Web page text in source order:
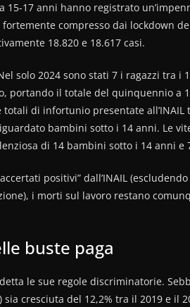
17 anni hanno registrato
compresso dai lockdown
18.820 e 18.617 casi.
solo 2024 sono stati 7 i ragazzi tra i
portando il totale del quinquennio a
di infortunio presentate all’INAIL
bambini sotto i 14 anni. Le
di 14 bambini sotto i 14 anni e
positivi” dall’INAIL
i morti sul lavoro restano
buste paga
detta le sue regole discriminatorie.
cresciuta del 12,2% tra il 2019 e il